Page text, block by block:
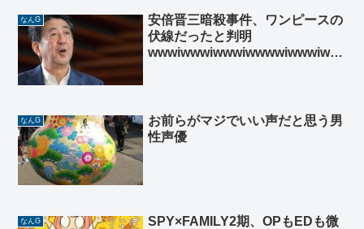
なんG
安倍晋三暗殺事件、ワンピースの
伏線だったと判明
wwwiwwwiwwwiwwwwiwwwiww
なんG
お前らがマジでいい声だと思う男
性声優
なんG
SPY×FAMILY2期、OPもEDも微